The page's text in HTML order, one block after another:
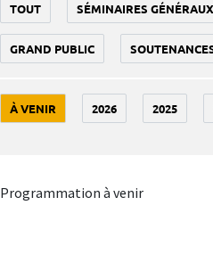
TOUT SÉMINAIRES GÉNÉRAUX
GRAND PUBLIC
À VENIR 2026 2025
Programmation à venir